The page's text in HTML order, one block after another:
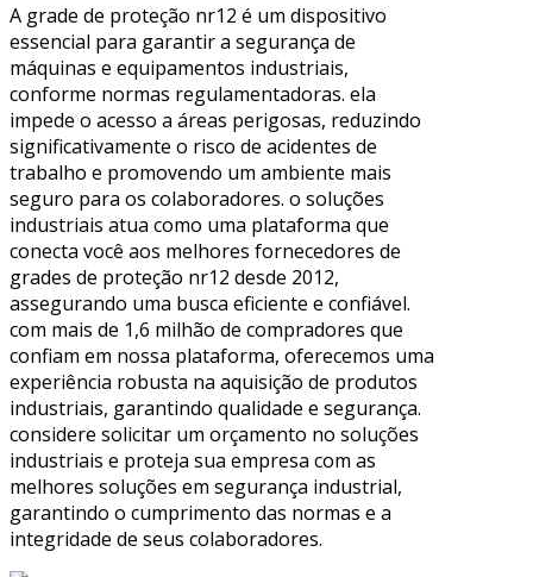
A grade de proteção nr12 é um dispositivo
essencial para garantir a segurança de
máquinas e equipamentos industriais,
conforme normas regulamentadoras. ela
impede o acesso a áreas perigosas, reduzindo
significativamente o risco de acidentes de
trabalho e promovendo um ambiente mais
seguro para os colaboradores. o soluções
industriais atua como uma plataforma que
conecta você aos melhores fornecedores de
grades de proteção nr12 desde 2012,
assegurando uma busca eficiente e confiável.
com mais de 1,6 milhão de compradores que
confiam em nossa plataforma, oferecemos uma
experiência robusta na aquisição de produtos
industriais, garantindo qualidade e segurança.
considere solicitar um orçamento no soluções
industriais e proteja sua empresa com as
melhores soluções em segurança industrial,
garantindo o cumprimento das normas e a
integridade de seus colaboradores.